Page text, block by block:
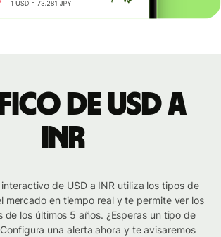
de USD a
INR
de USD a INR utiliza los tipos de
mercado en tiempo real y te permite ver los
de los últimos 5 años. ¿Esperas un tipo de
una alerta ahora y te avisaremos